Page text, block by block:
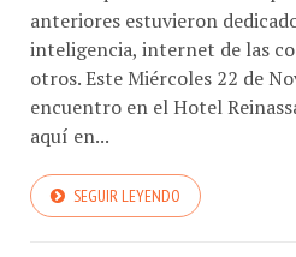
anteriores estuvieron
inteligencia, internet de las
otros. Este Miércoles 22 de
encuentro en el Hotel
aquí en...
SEGUIR LEYENDO